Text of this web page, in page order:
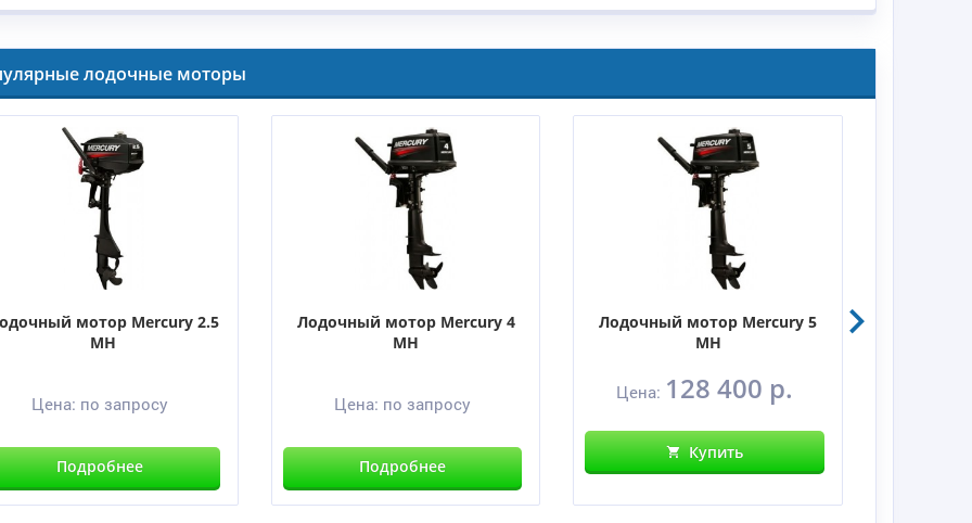
лодочные моторы
мотор Mercury 2.5
MH
Цена: по запросу
Подробнее
Лодочный мотор Mercury 4
MH
Цена: по запросу
Подробнее
Лодочный мотор Mercury 5
MH
Цена: 128 400 р.
Купить